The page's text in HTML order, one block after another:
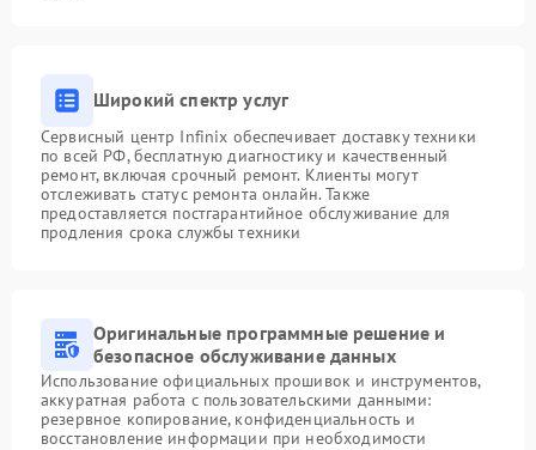
Широкий спектр услуг
Сервисный центр Infinix обеспечивает доставку техники
по всей РФ, бесплатную диагностику и качественный
ремонт, включая срочный ремонт. Клиенты могут
отслеживать статус ремонта онлайн. Также
предоставляется постгарантийное обслуживание для
продления срока службы техники
Оригинальные программные решение и
безопасное обслуживание данных
Использование официальных прошивок и инструментов,
аккуратная работа с пользовательскими данными:
резервное копирование, конфиденциальность и
восстановление информации при необходимости